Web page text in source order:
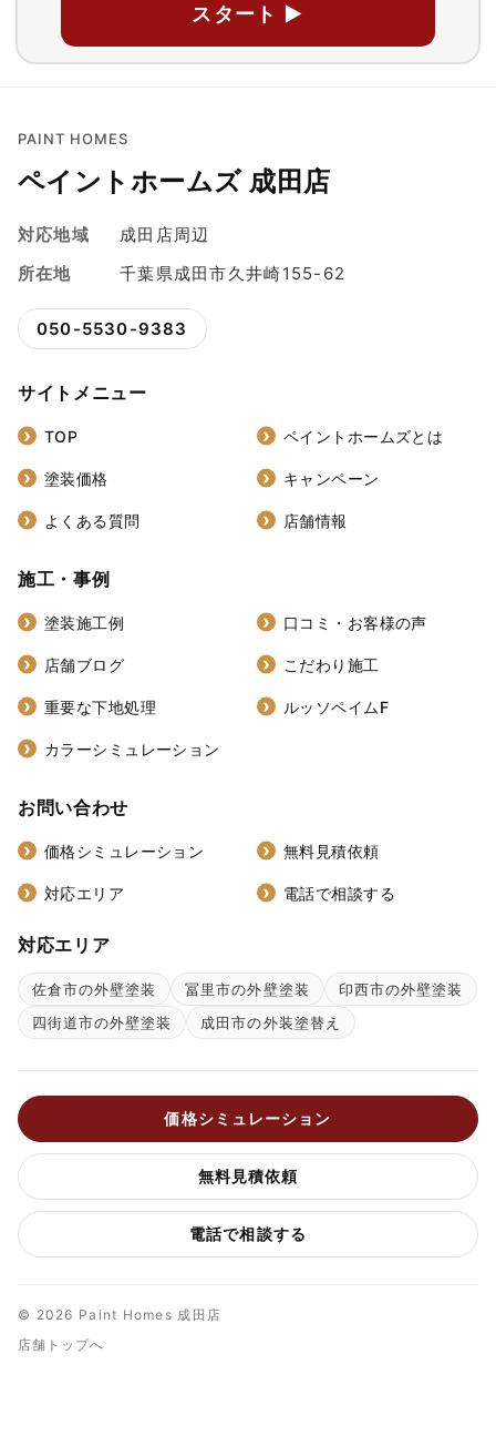
スタート ▶
PAINT HOMES
ペイントホームズ 成田店
対応地域
成田店周辺
所在地
千葉県成田市久井崎155-62
050-5530-9383
サイトメニュー
TOP ペイントホームズとは
塗装価格 キャンペーン
よくある質問 店舗情報
施工・事例
塗装施工例 口コミ・お客様の声
店舗ブログ こだわり施工
重要な下地処理 ルッソペイムF
カラーシミュレーション
お問い合わせ
価格シミュレーション 無料見積依頼
対応エリア 電話で相談する
対応エリア
佐倉市の外壁塗装 冨里市の外壁塗装
印西市の外壁塗装
四街道市の外壁塗装
成田市の外装塗替え
価格シミュレーション
無料見積依頼
電話で相談する
© 2026 Paint Homes 成田店
店舗トップへ